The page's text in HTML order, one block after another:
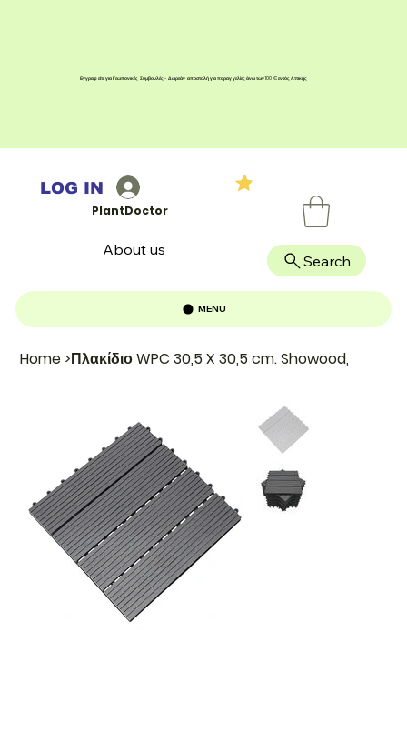
Home >Πλακίδιο WPC 30,5 X 30,5 cm. Showood,
Εγγραφείτε για Γεωπονικές Συμβουλές - Δωρεάν αποστολή για παραγγελίες άνω των 100 € εντός Αττικής
PlantDoctor
Search
MENU
LOG IN
About us